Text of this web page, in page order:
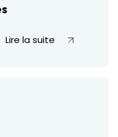
Lire la suite